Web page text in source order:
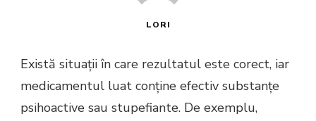
LORI
Există situații în care rezultatul este corect, iar
medicamentul luat conține efectiv substanțe
psihoactive sau stupefiante. De exemplu,